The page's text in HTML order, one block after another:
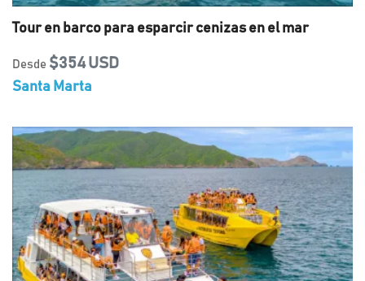
Tour en barco para esparcir cenizas en el mar
Desde $354 USD
Santa Marta